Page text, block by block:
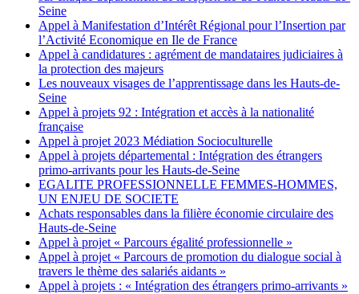
Seine
Appel à Manifestation d’Intérêt Régional pour l’Insertion par
l’Activité Economique en Ile de France
Appel à candidatures : agrément de mandataires judiciaires à
la protection des majeurs
Les nouveaux visages de l’apprentissage dans les Hauts-de-
Seine
Appel à projets 92 : Intégration et accès à la nationalité
française
Appel à projet 2023 Médiation Socioculturelle
Appel à projets départemental : Intégration des étrangers
primo-arrivants pour les Hauts-de-Seine
EGALITE PROFESSIONNELLE FEMMES-HOMMES,
UN ENJEU DE SOCIETE
Achats responsables dans la filière économie circulaire des
Hauts-de-Seine
Appel à projet « Parcours égalité professionnelle »
Appel à projet « Parcours de promotion du dialogue social à
travers le thème des salariés aidants »
Appel à projets : « Intégration des étrangers primo-arrivants »